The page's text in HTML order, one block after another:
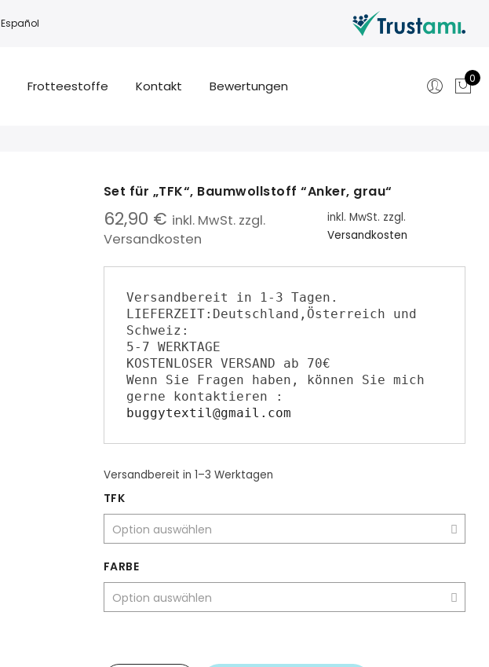
Español
Frotteestoffe Kontakt Bewertungen 0
Set für „TFK“, Baumwollstoff “Anker, grau“
62,90 € inkl. MwSt. zzgl.
Versandkosten
inkl. MwSt. zzgl.
Versandkosten
Versandbereit in 1-3 Tagen.
LIEFERZEIT:Deutschland,Österreich und
Schweiz:
5-7 WERKTAGE
KOSTENLOSER VERSAND ab 70€
Wenn Sie ​F​ragen haben​,​ können Sie mich
buggytextil@gmail.com
Versandbereit in 1–3 Werktagen
TFK
FARBE